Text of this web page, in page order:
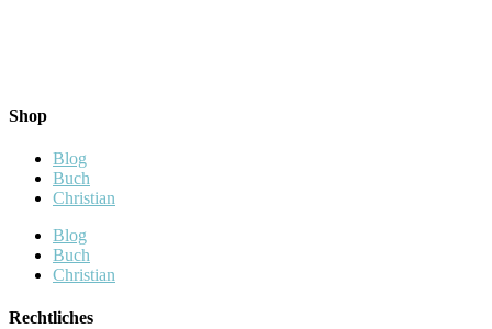
Shop
Blog
Buch
Christian
Blog
Buch
Christian
Rechtliches